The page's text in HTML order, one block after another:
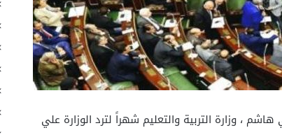
، وزارة التربية والتعليم شهراً لترد الوزارة علي